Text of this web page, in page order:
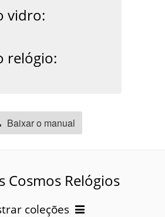
vidro:
relógio:
Baixar o manual
Cosmos Relógios
coleções